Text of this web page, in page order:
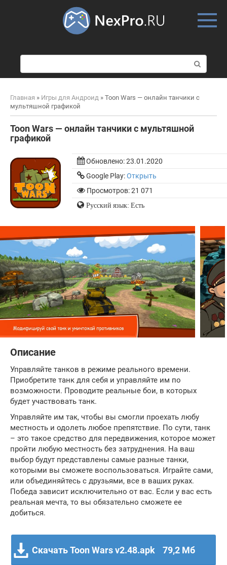
о
и
к
Главная » Игры для Андроид » Toon Wars — онлайн танчики с
мультяшной графикой
Toon Wars — онлайн танчики с мультяшной
графикой
Обновлено:23.01.2020
Google Play:Открыть
Просмотров: 21 071
Русский язык: Есть
Описание
Управляйте танков в режиме реального времени.
Приобретите танк для себя и управляйте им по
возможности. Проводите реальные бои, в которых
будет участвовать танк.
Управляйте им так, чтобы вы смогли проехать любу
местность и одолеть любое препятствие. По сути, танк
– это такое средство для передвижения, которое может
пройти любую местность без затруднения. На ваш
выбор будут представлены самые разные танки,
которыми вы сможете воспользоваться. Играйте сами,
или объединяйтесь с друзьями, все в ваших руках.
Победа зависит исключительно от вас. Если у вас есть
реальная мечта, то вы обязательно сможете ее
добиться.
Скачать Toon Wars v2.48.apk 79,2 Мб